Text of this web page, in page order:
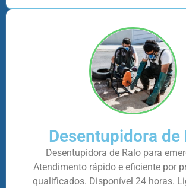
Desentupidora de
Desentupidora de Ralo para
Atendimento rápido e eficiente por
qualificados. Disponível 24 horas.